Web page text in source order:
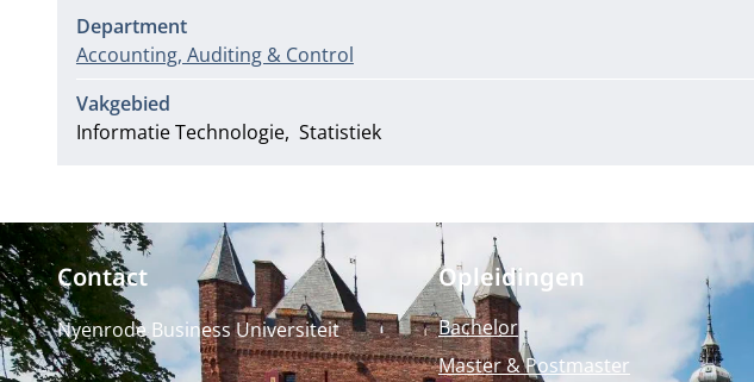
Department
Accounting, Auditing & Control
Vakgebied
Informatie Technologie Statistiek
Contact
Nyenrode Business Universiteit
Opleidingen
Bachelor
Master & Postmaster